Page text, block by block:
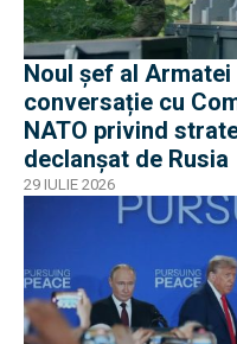
Noul șef al
conversație cu
NATO privind
declanșat de Rusia
29 IULIE 2026